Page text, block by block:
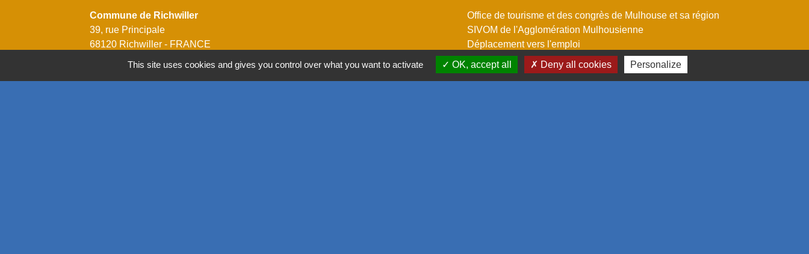
Commune de Richwiller
39, rue Principale
68120 Richwiller - FRANCE
Office de tourisme et des congrès de Mulhouse et sa région
SIVOM de l'Agglomération Mulhousienne
Déplacement vers l'emploi
M2A
GPPEP
This site uses cookies and gives you control over what you want to activate OK, accept all Deny all cookies Personalize